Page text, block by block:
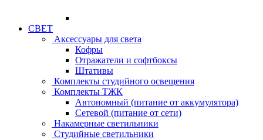
СВЕТ
Аксессуары для света
Кофры
Отражатели и софтбоксы
Штативы
Комплекты студийного освещения
Комплекты ТЖК
Автономный (питание от аккумулятора)
Сетевой (питание от сети)
Накамерные светильники
Студийные светильники